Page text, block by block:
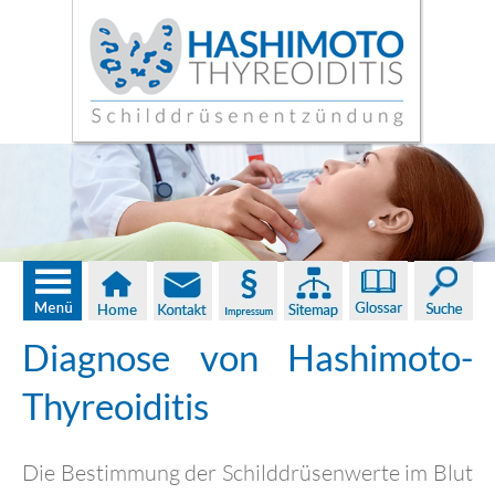
Diagnose von Hashimoto-
Thyreoiditis
Die Bestimmung der Schilddrüsenwerte im Blut